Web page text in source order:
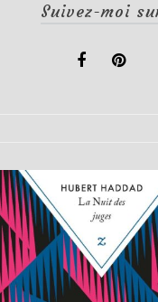
Suivez-moi